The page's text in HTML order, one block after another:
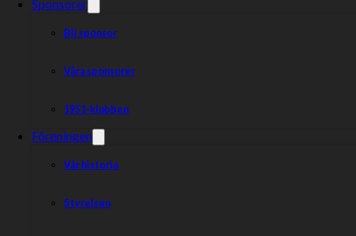
Sponsorer
Bli sponsor
Våra sponsorer
1951-klubben
Föreningen
Vår historia
Styrelsen